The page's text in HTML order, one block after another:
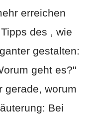
erreichen
des , wie
gestalten:
geht es?"
gerade, worum
Bei